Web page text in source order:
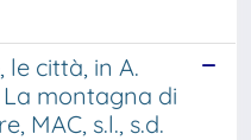
città, in A.
montagna di
MAC, s.l., s.d.